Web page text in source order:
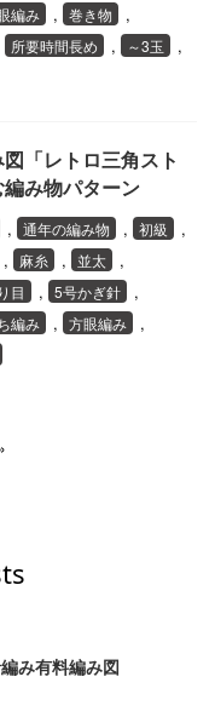
編み , 巻き物 ,
所要時間長め , ～3玉 ,
「レトロ三角スト
み物パターン
, 通年の編み物 , 初級 ,
, 麻糸 , 並太 ,
目 , 5号かぎ針 ,
編み , 方眼編み ,
み有料編み図